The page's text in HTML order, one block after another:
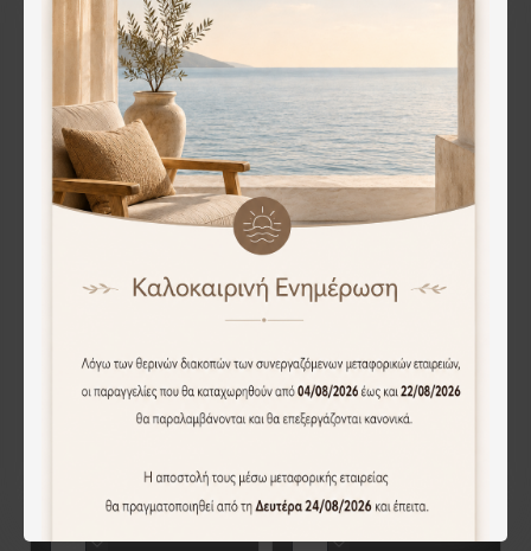
99.00€
Άμεση Αγορά
35.00€
Άμεση Αγορά
35.00€
WEB ONLY
53.00€